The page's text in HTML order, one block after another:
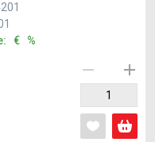
€ %